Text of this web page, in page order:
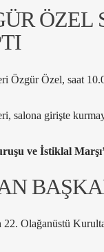
ÖZEL
Özgür Özel, saat
salona girişte
ve İstiklal
Olağanüstü